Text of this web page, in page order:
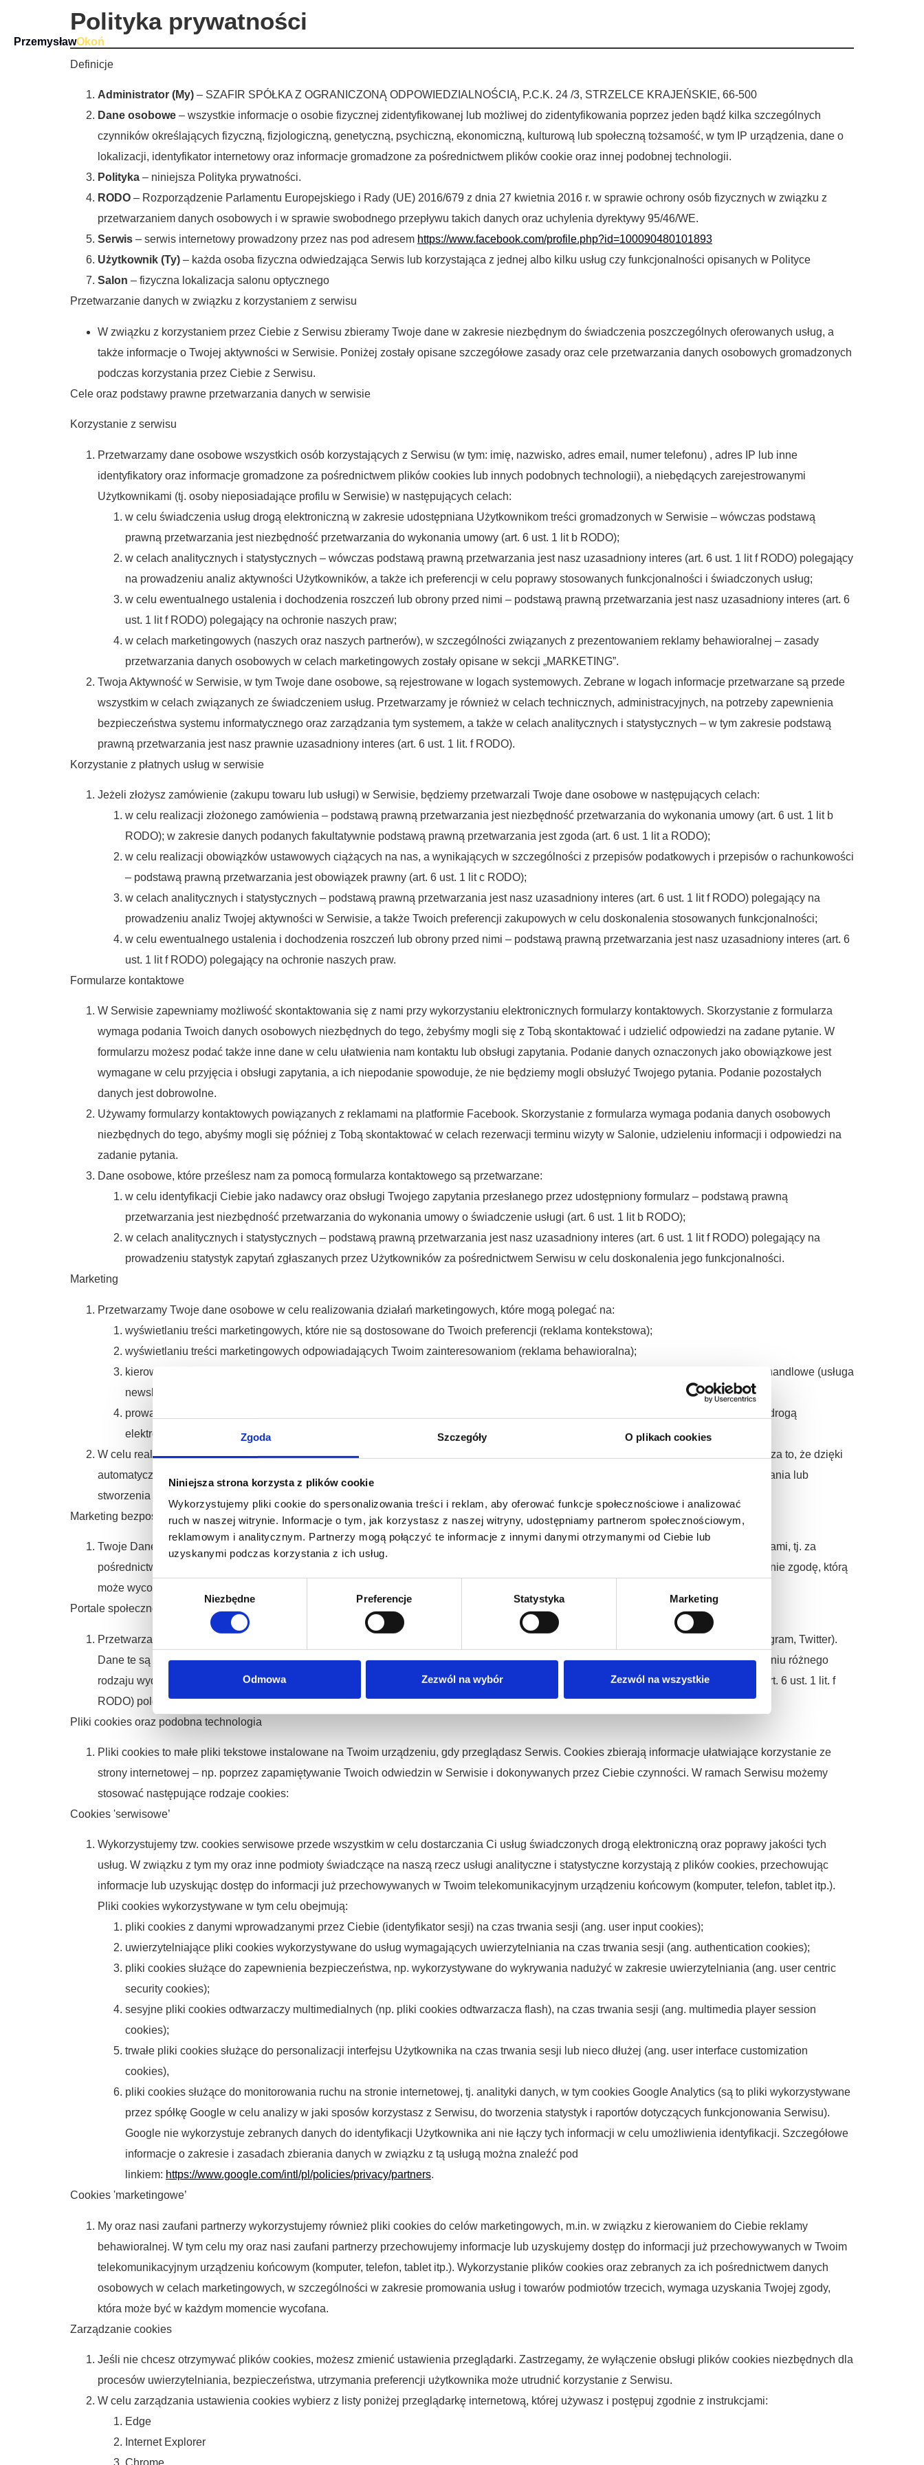
Zgoda Szczegóły O plikach cookies
Niniejsza strona korzysta z plików cookie
Wykorzystujemy pliki cookie do spersonalizowania treści i reklam, aby oferować funkcje społecznościowe i analizować
ruch w naszej witrynie. Informacje o tym, jak korzystasz z naszej witryny, udostępniamy partnerom społecznościowym,
reklamowym i analitycznym. Partnerzy mogą połączyć te informacje z innymi danymi otrzymanymi od Ciebie lub
uzyskanymi podczas korzystania z ich usług.
Wybór
Niezbędne Preferencje Statystyka Marketing
Odmowa Zezwól na wybór Zezwól na wszystkie
PrzemysławOkoń
Polityka prywatności
Definicje
Administrator (My) – SZAFIR SPÓŁKA Z OGRANICZONĄ ODPOWIEDZIALNOŚCIĄ, P.C.K. 24 /3, STRZELCE KRAJEŃSKIE, 66-500
Dane osobowe – wszystkie informacje o osobie fizycznej zidentyfikowanej lub możliwej do zidentyfikowania poprzez jeden bądź kilka szczególnych
czynników określających fizyczną, fizjologiczną, genetyczną, psychiczną, ekonomiczną, kulturową lub społeczną tożsamość, w tym IP urządzenia, dane o
lokalizacji, identyfikator internetowy oraz informacje gromadzone za pośrednictwem plików cookie oraz innej podobnej technologii.
Polityka – niniejsza Polityka prywatności.
RODO – Rozporządzenie Parlamentu Europejskiego i Rady (UE) 2016/679 z dnia 27 kwietnia 2016 r. w sprawie ochrony osób fizycznych w związku z
przetwarzaniem danych osobowych i w sprawie swobodnego przepływu takich danych oraz uchylenia dyrektywy 95/46/WE.
Serwis – serwis internetowy prowadzony przez nas pod adresem https://www.facebook.com/profile.php?id=100090480101893
Użytkownik (Ty) – każda osoba fizyczna odwiedzająca Serwis lub korzystająca z jednej albo kilku usług czy funkcjonalności opisanych w Polityce
Salon – fizyczna lokalizacja salonu optycznego
Przetwarzanie danych w związku z korzystaniem z serwisu
W związku z korzystaniem przez Ciebie z Serwisu zbieramy Twoje dane w zakresie niezbędnym do świadczenia poszczególnych oferowanych usług, a
także informacje o Twojej aktywności w Serwisie. Poniżej zostały opisane szczegółowe zasady oraz cele przetwarzania danych osobowych gromadzonych
podczas korzystania przez Ciebie z Serwisu.
Cele oraz podstawy prawne przetwarzania danych w serwisie
Korzystanie z serwisu
Przetwarzamy dane osobowe wszystkich osób korzystających z Serwisu (w tym: imię, nazwisko, adres email, numer telefonu) , adres IP lub inne
identyfikatory oraz informacje gromadzone za pośrednictwem plików cookies lub innych podobnych technologii), a niebędących zarejestrowanymi
Użytkownikami (tj. osoby nieposiadające profilu w Serwisie) w następujących celach:
w celu świadczenia usług drogą elektroniczną w zakresie udostępniana Użytkownikom treści gromadzonych w Serwisie – wówczas podstawą
prawną przetwarzania jest niezbędność przetwarzania do wykonania umowy (art. 6 ust. 1 lit b RODO);
w celach analitycznych i statystycznych – wówczas podstawą prawną przetwarzania jest nasz uzasadniony interes (art. 6 ust. 1 lit f RODO) polegający
na prowadzeniu analiz aktywności Użytkowników, a także ich preferencji w celu poprawy stosowanych funkcjonalności i świadczonych usług;
w celu ewentualnego ustalenia i dochodzenia roszczeń lub obrony przed nimi – podstawą prawną przetwarzania jest nasz uzasadniony interes (art. 6
ust. 1 lit f RODO) polegający na ochronie naszych praw;
w celach marketingowych (naszych oraz naszych partnerów), w szczególności związanych z prezentowaniem reklamy behawioralnej – zasady
przetwarzania danych osobowych w celach marketingowych zostały opisane w sekcji „MARKETING”.
Twoja Aktywność w Serwisie, w tym Twoje dane osobowe, są rejestrowane w logach systemowych. Zebrane w logach informacje przetwarzane są przede
wszystkim w celach związanych ze świadczeniem usług. Przetwarzamy je również w celach technicznych, administracyjnych, na potrzeby zapewnienia
bezpieczeństwa systemu informatycznego oraz zarządzania tym systemem, a także w celach analitycznych i statystycznych – w tym zakresie podstawą
prawną przetwarzania jest nasz prawnie uzasadniony interes (art. 6 ust. 1 lit. f RODO).
Korzystanie z płatnych usług w serwisie
Jeżeli złożysz zamówienie (zakupu towaru lub usługi) w Serwisie, będziemy przetwarzali Twoje dane osobowe w następujących celach:
w celu realizacji złożonego zamówienia – podstawą prawną przetwarzania jest niezbędność przetwarzania do wykonania umowy (art. 6 ust. 1 lit b
RODO); w zakresie danych podanych fakultatywnie podstawą prawną przetwarzania jest zgoda (art. 6 ust. 1 lit a RODO);
w celu realizacji obowiązków ustawowych ciążących na nas, a wynikających w szczególności z przepisów podatkowych i przepisów o rachunkowości
– podstawą prawną przetwarzania jest obowiązek prawny (art. 6 ust. 1 lit c RODO);
w celach analitycznych i statystycznych – podstawą prawną przetwarzania jest nasz uzasadniony interes (art. 6 ust. 1 lit f RODO) polegający na
prowadzeniu analiz Twojej aktywności w Serwisie, a także Twoich preferencji zakupowych w celu doskonalenia stosowanych funkcjonalności;
w celu ewentualnego ustalenia i dochodzenia roszczeń lub obrony przed nimi – podstawą prawną przetwarzania jest nasz uzasadniony interes (art. 6
ust. 1 lit f RODO) polegający na ochronie naszych praw.
Formularze kontaktowe
W Serwisie zapewniamy możliwość skontaktowania się z nami przy wykorzystaniu elektronicznych formularzy kontaktowych. Skorzystanie z formularza
wymaga podania Twoich danych osobowych niezbędnych do tego, żebyśmy mogli się z Tobą skontaktować i udzielić odpowiedzi na zadane pytanie. W
formularzu możesz podać także inne dane w celu ułatwienia nam kontaktu lub obsługi zapytania. Podanie danych oznaczonych jako obowiązkowe jest
wymagane w celu przyjęcia i obsługi zapytania, a ich niepodanie spowoduje, że nie będziemy mogli obsłużyć Twojego pytania. Podanie pozostałych
danych jest dobrowolne.
Używamy formularzy kontaktowych powiązanych z reklamami na platformie Facebook. Skorzystanie z formularza wymaga podania danych osobowych
niezbędnych do tego, abyśmy mogli się później z Tobą skontaktować w celach rezerwacji terminu wizyty w Salonie, udzieleniu informacji i odpowiedzi na
zadanie pytania.
Dane osobowe, które prześlesz nam za pomocą formularza kontaktowego są przetwarzane:
w celu identyfikacji Ciebie jako nadawcy oraz obsługi Twojego zapytania przesłanego przez udostępniony formularz – podstawą prawną
przetwarzania jest niezbędność przetwarzania do wykonania umowy o świadczenie usługi (art. 6 ust. 1 lit b RODO);
w celach analitycznych i statystycznych – podstawą prawną przetwarzania jest nasz uzasadniony interes (art. 6 ust. 1 lit f RODO) polegający na
prowadzeniu statystyk zapytań zgłaszanych przez Użytkowników za pośrednictwem Serwisu w celu doskonalenia jego funkcjonalności.
Marketing
Przetwarzamy Twoje dane osobowe w celu realizowania działań marketingowych, które mogą polegać na:
wyświetlaniu treści marketingowych, które nie są dostosowane do Twoich preferencji (reklama kontekstowa);
wyświetlaniu treści marketingowych odpowiadających Twoim zainteresowaniom (reklama behawioralna);
kierowaniu e-mailowych powiadomień o interesujących ofertach lub treściach, które w niektórych przypadkach zawierają informacje handlowe (usługa
newslettera)
prowadzenie innego rodzaju działań związanych z marketingiem bezpośrednim towarów i usług (przesyłanie informacji handlowych drogą
elektroniczną oraz działania telemarketingowe)
W celu realizowania działań marketingowych, w niektórych przypadkach wykorzystujemy profilowanie (jeżeli wyrazisz na to zgodę). Oznacza to, że dzięki
automatycznemu przetwarzaniu danych dokonujemy oceny wybranych czynników dotyczących osób fizycznych w celu analizy ich zachowania lub
stworzenia prognozy na przyszłość.
Marketing bezpośredni
Twoje Dane osobowe mogą być również wykorzystywane przez nas, abyśmy mogli kierować do Ciebie treści marketingowe różnymi kanałami, tj. za
pośrednictwem poczty e-mail, drogą MMS / SMS lub telefonicznie. Takie działania podejmujemy wyłącznie w przypadku, gdy wyraziłeś na nie zgodę, którą
może wycofać w dowolnym momencie.
Portale społecznościowe
Przetwarzamy Twoje dane osobowe, gdy odwiedzasz nasz profile prowadzone w mediach społecznościowych (Facebook, YouTube, Instagram, Twitter).
Dane te są przetwarzane wyłącznie w związku z prowadzeniem profilu, w tym w celu informowania Cię o naszej aktywności oraz promowaniu różnego
rodzaju wydarzeń, usług oraz produktów. Podstawą prawną przetwarzania danych osobowych w tym celu jest nasz uzasadniony interes (art. 6 ust. 1 lit. f
RODO) polegający na promowaniu własnej marki.
Pliki cookies oraz podobna technologia
Pliki cookies to małe pliki tekstowe instalowane na Twoim urządzeniu, gdy przeglądasz Serwis. Cookies zbierają informacje ułatwiające korzystanie ze
strony internetowej – np. poprzez zapamiętywanie Twoich odwiedzin w Serwisie i dokonywanych przez Ciebie czynności. W ramach Serwisu możemy
stosować następujące rodzaje cookies:
Cookies 'serwisowe’
Wykorzystujemy tzw. cookies serwisowe przede wszystkim w celu dostarczania Ci usług świadczonych drogą elektroniczną oraz poprawy jakości tych
usług. W związku z tym my oraz inne podmioty świadczące na naszą rzecz usługi analityczne i statystyczne korzystają z plików cookies, przechowując
informacje lub uzyskując dostęp do informacji już przechowywanych w Twoim telekomunikacyjnym urządzeniu końcowym (komputer, telefon, tablet itp.).
Pliki cookies wykorzystywane w tym celu obejmują:
pliki cookies z danymi wprowadzanymi przez Ciebie (identyfikator sesji) na czas trwania sesji (ang. user input cookies);
uwierzytelniające pliki cookies wykorzystywane do usług wymagających uwierzytelniania na czas trwania sesji (ang. authentication cookies);
pliki cookies służące do zapewnienia bezpieczeństwa, np. wykorzystywane do wykrywania nadużyć w zakresie uwierzytelniania (ang. user centric
security cookies);
sesyjne pliki cookies odtwarzaczy multimedialnych (np. pliki cookies odtwarzacza flash), na czas trwania sesji (ang. multimedia player session
cookies);
trwałe pliki cookies służące do personalizacji interfejsu Użytkownika na czas trwania sesji lub nieco dłużej (ang. user interface customization
cookies),
pliki cookies służące do monitorowania ruchu na stronie internetowej, tj. analityki danych, w tym cookies Google Analytics (są to pliki wykorzystywane
przez spółkę Google w celu analizy w jaki sposów korzystasz z Serwisu, do tworzenia statystyk i raportów dotyczących funkcjonowania Serwisu).
Google nie wykorzystuje zebranych danych do identyfikacji Użytkownika ani nie łączy tych informacji w celu umożliwienia identyfikacji. Szczegółowe
informacje o zakresie i zasadach zbierania danych w związku z tą usługą można znaleźć pod
linkiem: https://www.google.com/intl/pl/policies/privacy/partners.
Cookies 'marketingowe’
My oraz nasi zaufani partnerzy wykorzystujemy również pliki cookies do celów marketingowych, m.in. w związku z kierowaniem do Ciebie reklamy
behawioralnej. W tym celu my oraz nasi zaufani partnerzy przechowujemy informacje lub uzyskujemy dostęp do informacji już przechowywanych w Twoim
telekomunikacyjnym urządzeniu końcowym (komputer, telefon, tablet itp.). Wykorzystanie plików cookies oraz zebranych za ich pośrednictwem danych
osobowych w celach marketingowych, w szczególności w zakresie promowania usług i towarów podmiotów trzecich, wymaga uzyskania Twojej zgody,
która może być w każdym momencie wycofana.
Zarządzanie cookies
Jeśli nie chcesz otrzymywać plików cookies, możesz zmienić ustawienia przeglądarki. Zastrzegamy, że wyłączenie obsługi plików cookies niezbędnych dla
procesów uwierzytelniania, bezpieczeństwa, utrzymania preferencji użytkownika może utrudnić korzystanie z Serwisu.
W celu zarządzania ustawienia cookies wybierz z listy poniżej przeglądarkę internetową, której używasz i postępuj zgodnie z instrukcjami:
Edge
Internet Explorer
Chrome